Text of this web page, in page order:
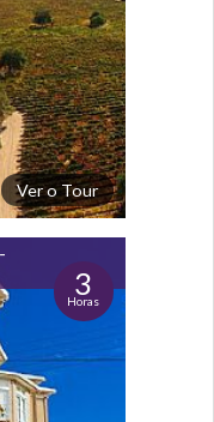
Ver o Tour
3
Horas